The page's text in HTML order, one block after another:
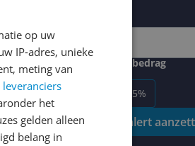
Gewenste daling of bedrag
-5% -15%
Prijsalert
op uw
IP-adres, unieke
meting van
leveranciers
het
gelden alleen
belang in